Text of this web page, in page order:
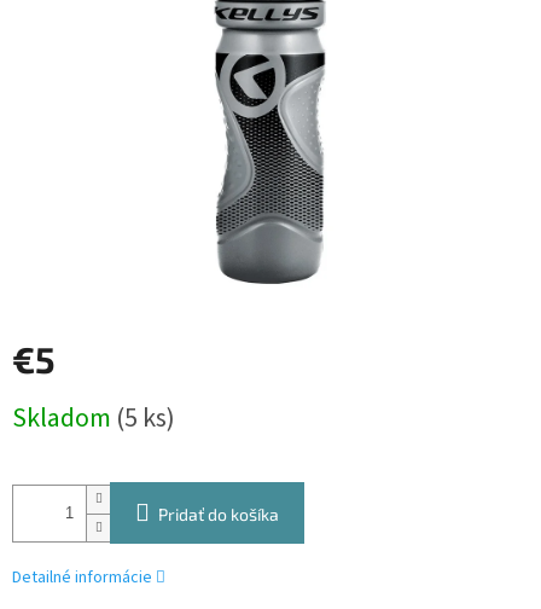
€5
cena:
Skladom (5 ks)
Pridať do košíka
Detailné informácie